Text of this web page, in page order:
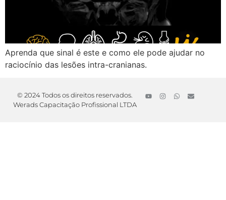
Aprenda que sinal é este e como ele pode ajudar no
raciocínio das lesões intra-cranianas.
© 2024 Todos os direitos reservados.
Werads Capacitação Profissional LTDA